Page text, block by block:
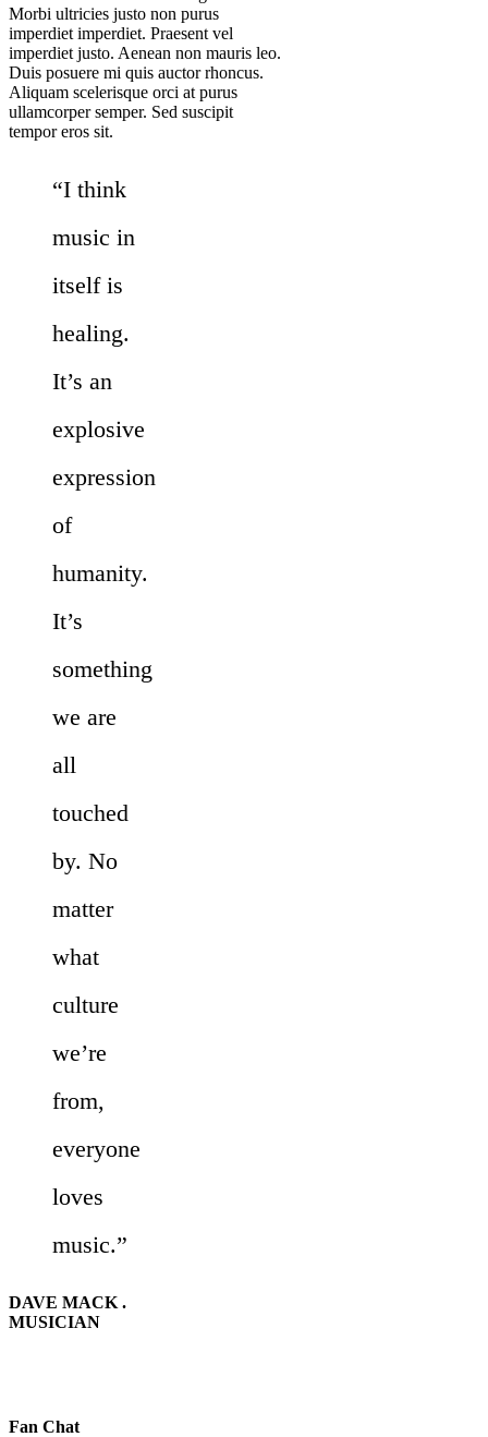
Morbi ultricies justo non purus
imperdiet imperdiet. Praesent vel
imperdiet justo. Aenean non mauris leo.
Duis posuere mi quis auctor rhoncus.
Aliquam scelerisque orci at purus
ullamcorper semper. Sed suscipit
tempor eros sit.
“I think
music in
itself is
healing.
It’s an
explosive
expression
of
humanity.
It’s
something
we are
all
touched
by. No
matter
what
culture
we’re
from,
everyone
loves
music.”
DAVE MACK .
MUSICIAN
Fan Chat